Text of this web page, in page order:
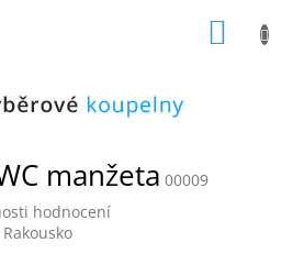
manžeta 00009
hodnocení